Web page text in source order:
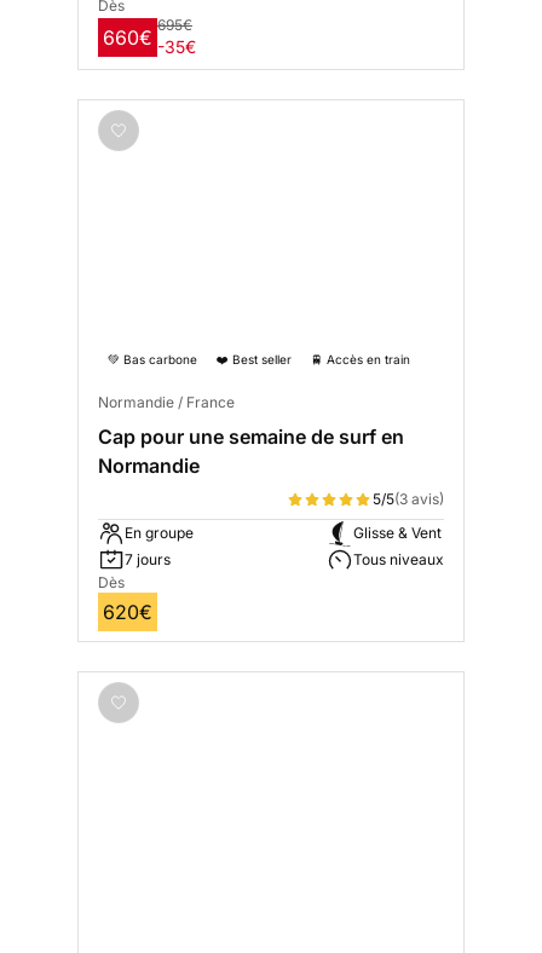
Dès
660€
695€
-35€
💚 Bas carbone ❤️ Best seller 🚆 Accès en train
Normandie / France
Cap pour une semaine de surf en
Normandie
5/5(3 avis)
En groupe
7 jours
Glisse & Vent
Tous niveaux
Dès
620€